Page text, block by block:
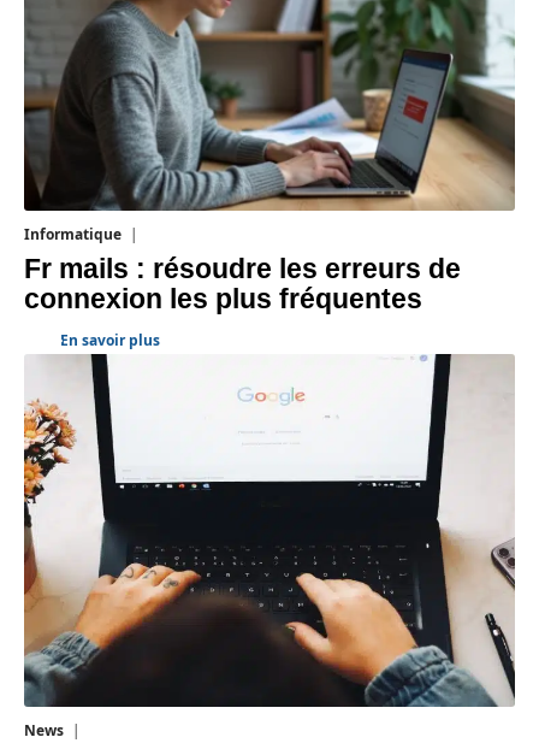
Informatique
Fr mails : résoudre les erreurs de
connexion les plus fréquentes
En savoir plus
News